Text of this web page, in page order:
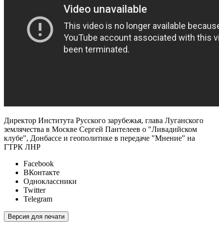
Директор Института Русского зарубежья, глава Луганского
землячества в Москве Сергей Пантелеев о "Ливадийском
клубе", Донбассе и геополитике в передаче "Мнение" на
ГТРК ЛНР
Facebook
ВКонтакте
Одноклассники
Twitter
Telegram
Версия для печати